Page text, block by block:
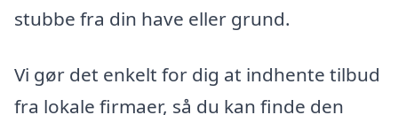
stubbe fra din have eller grund.
Vi gør det enkelt for dig at indhente tilbud
fra lokale firmaer, så du kan finde den